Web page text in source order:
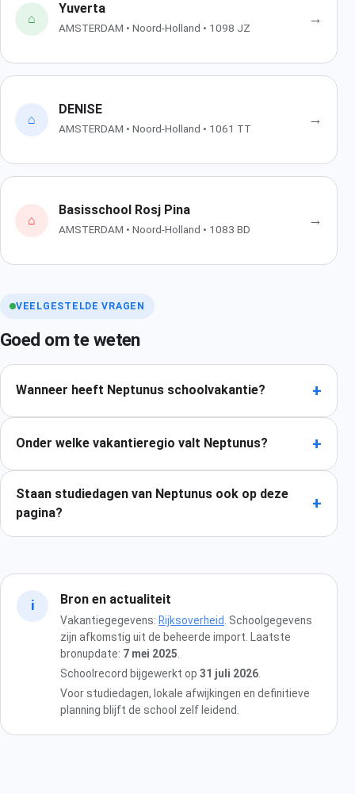
⌂
Yuverta
AMSTERDAM • Noord-Holland • 1098 JZ
→
⌂
DENISE
AMSTERDAM • Noord-Holland • 1061 TT
→
⌂
Basisschool Rosj Pina
AMSTERDAM • Noord-Holland • 1083 BD
→
VEELGESTELDE VRAGEN
Goed om te weten
Wanneer heeft Neptunus schoolvakantie? +
Onder welke vakantieregio valt Neptunus? +
Staan studiedagen van Neptunus ook op deze
pagina?
+
i Bron en actualiteit
Vakantiegegevens: Rijksoverheid . Schoolgegevens
zijn afkomstig uit de beheerde import. Laatste
bronupdate: 7 mei 2025
Schoolrecord bijgewerkt op 31 juli 2026
Voor studiedagen, lokale afwijkingen en definitieve
planning blijft de school zelf leidend.